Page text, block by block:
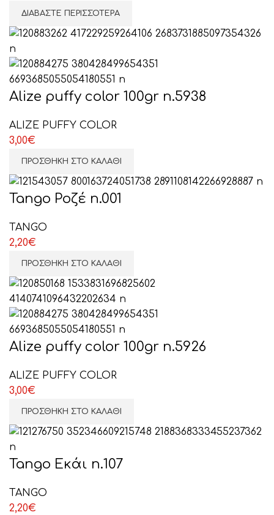
ΕΠΙΛΕΞΤΕ ΕΔΩ
ΔΙΑΒΆΣΤΕ ΠΕΡΙΣΣΌΤΕΡΑ
Alize puffy color 100gr n.5938
ALIZE PUFFY COLOR
3,00€
ΠΡΟΣΘΉΚΗ ΣΤΟ ΚΑΛΆΘΙ
Tango Ροζέ n.001
TANGO
2,20€
ΠΡΟΣΘΉΚΗ ΣΤΟ ΚΑΛΆΘΙ
Alize puffy color 100gr n.5926
ALIZE PUFFY COLOR
3,00€
ΠΡΟΣΘΉΚΗ ΣΤΟ ΚΑΛΆΘΙ
Tango Εκάι n.107
TANGO
2,20€